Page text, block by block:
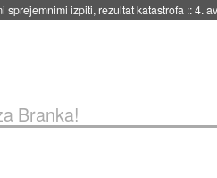
raketo za večkratno uporabo::4. avg
Branka!